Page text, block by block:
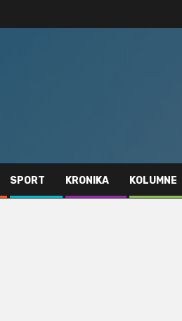
SPORT KRONIKA KOLUMNE